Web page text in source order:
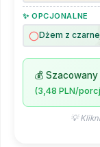
✨ OPCJONALNE
Dżem z
💰
(3,48 PLN/
💡